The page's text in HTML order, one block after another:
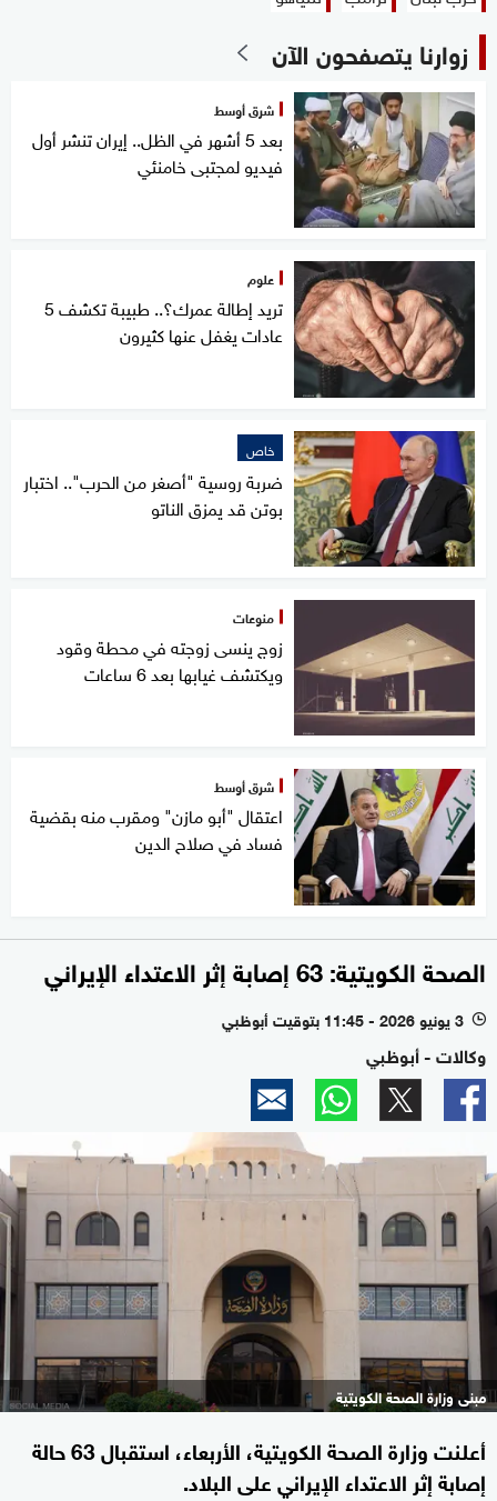
زوارنا يتصفحون الآن
شرق أوسط
بعد 5 أشهر في الظل.. إيران تنشر أول
فيديو لمجتبى خامنئي
علوم
تريد إطالة عمرك؟.. طبيبة تكشف 5
عادات يغفل عنها كثيرون
خاص
ضربة روسية "أصغر من الحرب".. اختبار
بوتن قد يمزق الناتو
منوعات
زوج ينسى زوجته في محطة وقود
ويكتشف غيابها بعد 6 ساعات
شرق أوسط
اعتقال "أبو مازن" ومقرب منه بقضية
فساد في صلاح الدين
الصحة الكويتية: 63 إصابة إثر الاعتداء الإيراني
l 3 يونيو 2026 - 11:45 بتوقيت أبوظبي
وكالات - أبوظبي
مبنى وزارة الصحة الكويتية
أعلنت وزارة الصحة الكويتية، الأربعاء، استقبال 63 حالة
إصابة إثر الاعتداء الإيراني على البلاد.